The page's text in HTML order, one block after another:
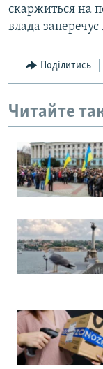
скаржиться на
влада заперечує
Поділитись
Читайте